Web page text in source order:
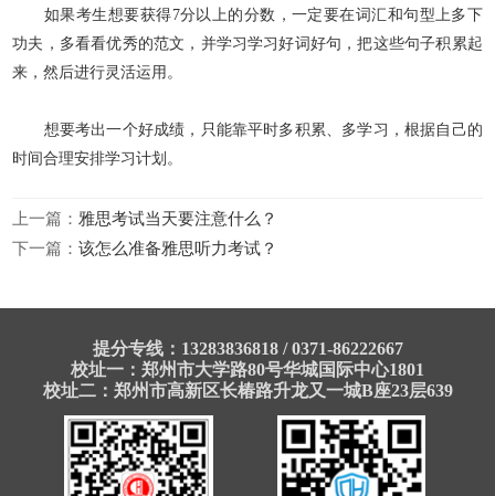
如果考生想要获得7分以上的分数，一定要在词汇和句型上多下
功夫，多看看优秀的范文，并学习学习好词好句，把这些句子积累起
来，然后进行灵活运用。
想要考出一个好成绩，只能靠平时多积累、多学习，根据自己的
时间合理安排学习计划。
上一篇： 雅思考试当天要注意什么？
下一篇：该怎么准备雅思听力考试？
提分专线：13283836818 / 0371-86222667
校址一：郑州市大学路80号华城国际中心1801
校址二：郑州市高新区长椿路升龙又一城B座23层639